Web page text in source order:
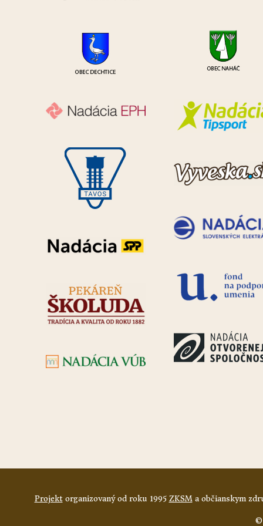
Projektorganizovaný od roku 1995 ZKSMa občianskym
©